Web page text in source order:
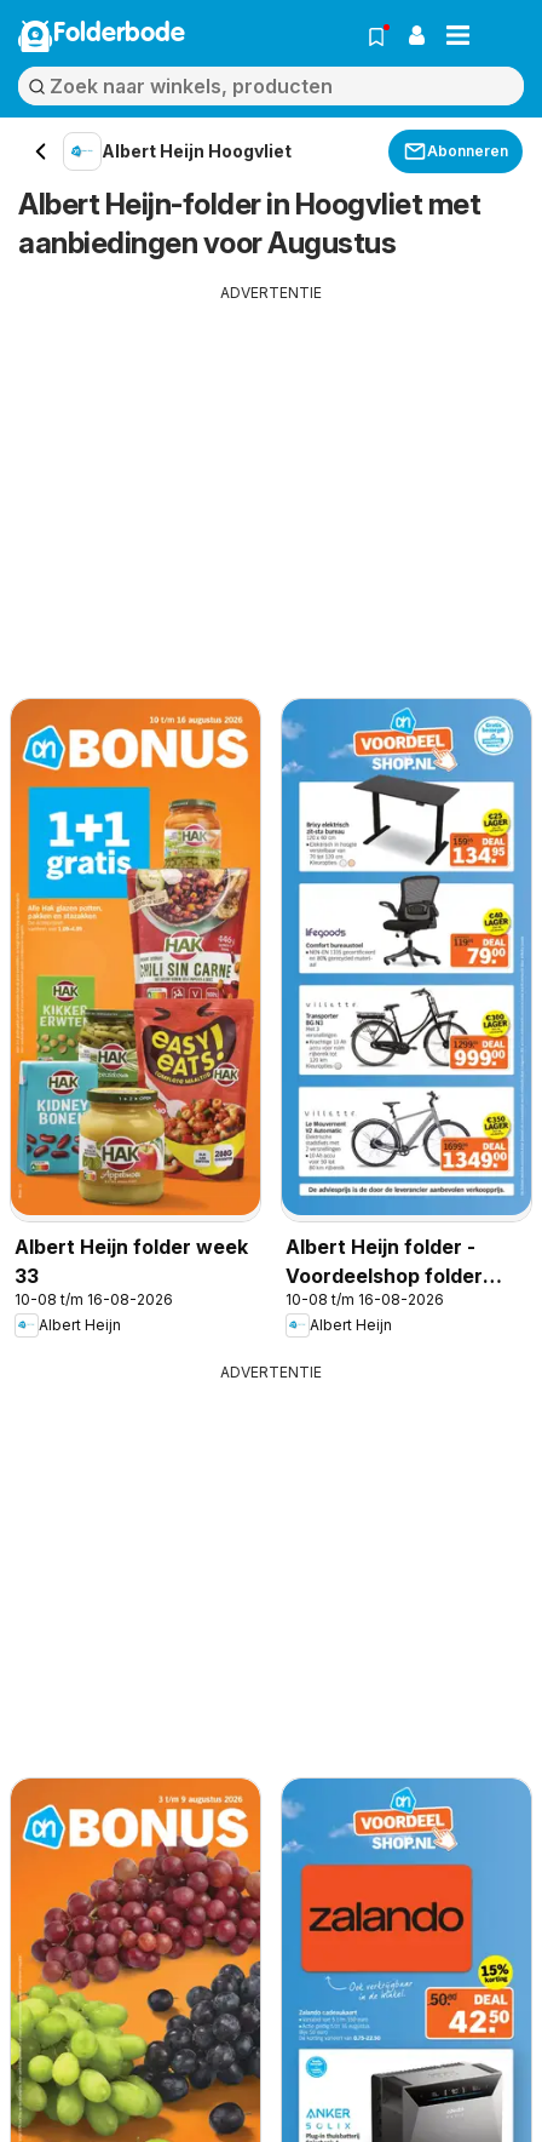
Folderbode
Albert Heijn Hoogvliet Abonneren
Albert Heijn-folder in Hoogvliet met
aanbiedingen voor Augustus
ADVERTENTIE
Albert Heijn folder week
33
10-08 t/m 16-08-2026
Albert Heijn
Albert Heijn folder -
Voordeelshop folder
week 33
10-08 t/m 16-08-2026
Albert Heijn
ADVERTENTIE